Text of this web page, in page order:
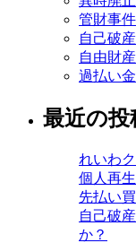
管財事件
自己破産
自由財産
過払い金
最近の投
れいわ
個人再
先払い
自己破
か？